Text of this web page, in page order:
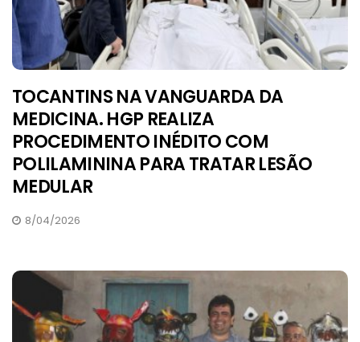
TOCANTINS NA VANGUARDA DA
MEDICINA. HGP REALIZA
PROCEDIMENTO INÉDITO COM
POLILAMININA PARA TRATAR LESÃO
MEDULAR
8/04/2026